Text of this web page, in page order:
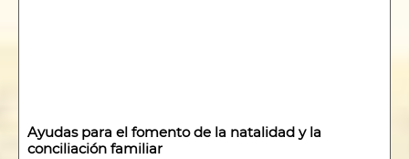
Ayudas para el fomento de la natalidad y la
conciliación familiar